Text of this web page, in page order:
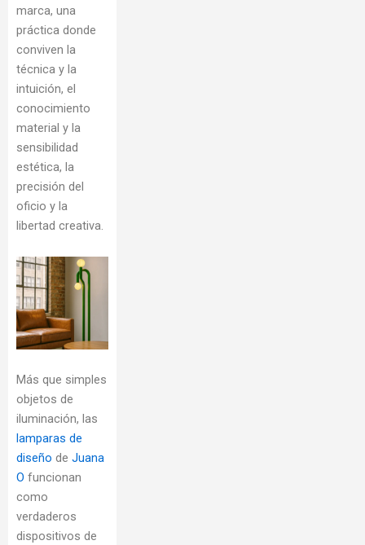
marca, una
práctica donde
conviven la
técnica y la
intuición, el
conocimiento
material y la
sensibilidad
estética, la
precisión del
oficio y la
libertad creativa.
Más que simples
objetos de
iluminación, las
lamparas de
diseño de Juana
O funcionan
como
verdaderos
dispositivos de